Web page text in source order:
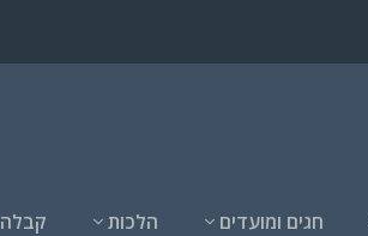
חגים ומועדים הלכות קבלה